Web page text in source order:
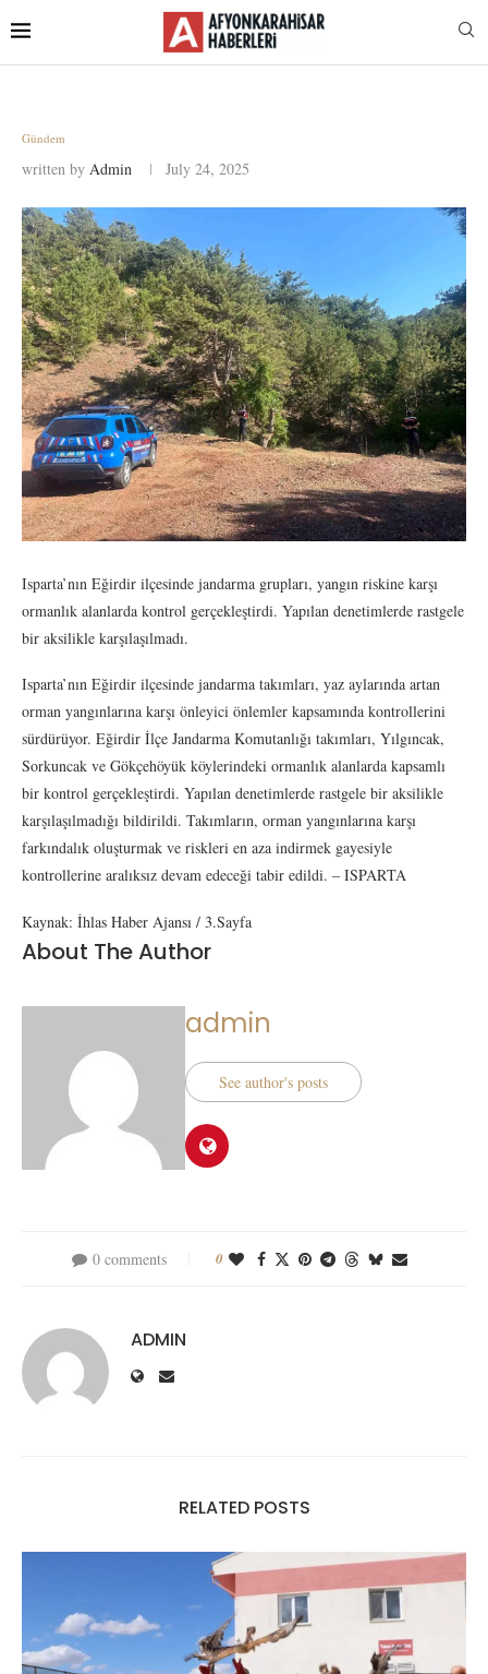
Gündem
written by Admin July 24, 2025
Isparta’nın Eğirdir ilçesinde jandarma grupları, yangın riskine karşı
ormanlık alanlarda kontrol gerçekleştirdi. Yapılan denetimlerde rastgele
bir aksilikle karşılaşılmadı.
Isparta’nın Eğirdir ilçesinde jandarma takımları, yaz aylarında artan
orman yangınlarına karşı önleyici önlemler kapsamında kontrollerini
sürdürüyor. Eğirdir İlçe Jandarma Komutanlığı takımları, Yılgıncak,
Sorkuncak ve Gökçehöyük köylerindeki ormanlık alanlarda kapsamlı
bir kontrol gerçekleştirdi. Yapılan denetimlerde rastgele bir aksilikle
karşılaşılmadığı bildirildi. Takımların, orman yangınlarına karşı
farkındalık oluşturmak ve riskleri en aza indirmek gayesiyle
kontrollerine aralıksız devam edeceği tabir edildi. – ISPARTA
Kaynak: İhlas Haber Ajansı / 3.Sayfa
About The Author
admin
See author's posts
0 comments 0
ADMIN
RELATED POSTS